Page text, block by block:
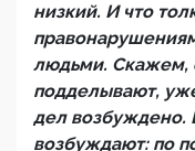
низкий. И что
людьми. Скажем,
подделывают,
дел возбуждено.
возбуждают: по